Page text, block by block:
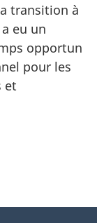
transition à
eu un
opportun
pour les
et